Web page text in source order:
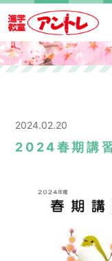
2024.02.20
2024春期講